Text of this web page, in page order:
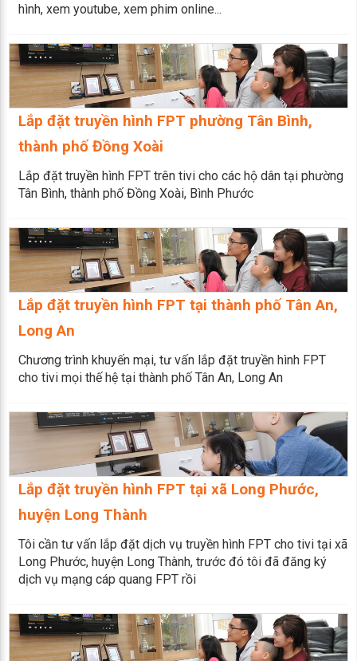
hình, xem youtube, xem phim online...
Lắp đặt truyền hình FPT phường Tân Bình,
thành phố Đồng Xoài
Lắp đặt truyền hình FPT trên tivi cho các hộ dân tại phường
Tân Bình, thành phố Đồng Xoài, Bình Phước
Lắp đặt truyền hình FPT tại thành phố Tân An,
Long An
Chương trình khuyến mại, tư vấn lắp đặt truyền hình FPT
cho tivi mọi thế hệ tại thành phố Tân An, Long An
Lắp đặt truyền hình FPT tại xã Long Phước,
huyện Long Thành
Tôi cần tư vấn lắp đặt dịch vụ truyền hình FPT cho tivi tại xã
Long Phước, huyện Long Thành, trước đó tôi đã đăng ký
dịch vụ mạng cáp quang FPT rồi